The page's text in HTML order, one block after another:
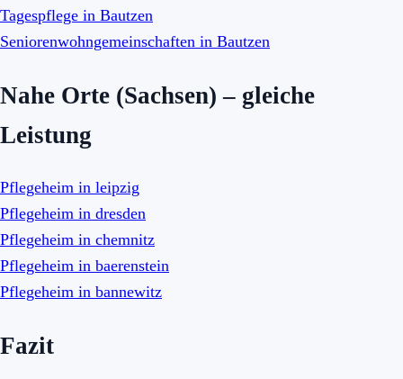
Tagespflege in Bautzen
Seniorenwohngemeinschaften in Bautzen
Nahe Orte (Sachsen) – gleiche
Leistung
Pflegeheim in leipzig
Pflegeheim in dresden
Pflegeheim in chemnitz
Pflegeheim in baerenstein
Pflegeheim in bannewitz
Fazit